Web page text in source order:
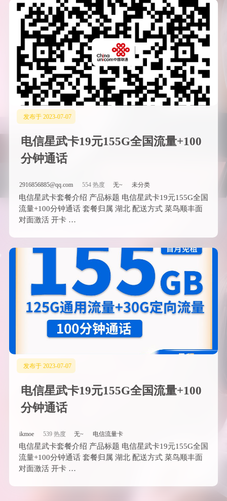
发布于 2023-07-07
电信星武卡19元155G全国流量+100
分钟通话
2916856885@qq.com 554 热度 无~ 未分类
电信星武卡套餐介绍 产品标题 电信星武卡19元155G全国
流量+100分钟通话 套餐归属 湖北 配送方式 菜鸟顺丰面
对面激活 开卡 …
发布于 2023-07-07
电信星武卡19元155G全国流量+100
分钟通话
ikmoe 539 热度 无~ 电信流量卡
电信星武卡套餐介绍 产品标题 电信星武卡19元155G全国
流量+100分钟通话 套餐归属 湖北 配送方式 菜鸟顺丰面
对面激活 开卡 …